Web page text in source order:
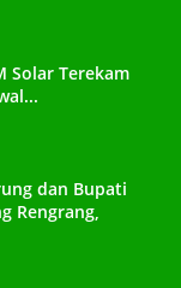
Solar Terekam
dan Bupati
Rengrang,